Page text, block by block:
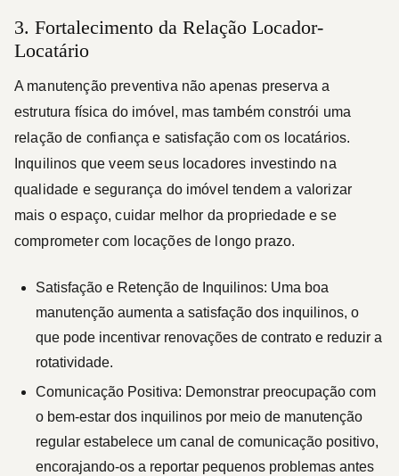
3. Fortalecimento da Relação Locador-
Locatário
A manutenção preventiva não apenas preserva a
estrutura física do imóvel, mas também constrói uma
relação de confiança e satisfação com os locatários.
Inquilinos que veem seus locadores investindo na
qualidade e segurança do imóvel tendem a valorizar
mais o espaço, cuidar melhor da propriedade e se
comprometer com locações de longo prazo.
Satisfação e Retenção de Inquilinos: Uma boa
manutenção aumenta a satisfação dos inquilinos, o
que pode incentivar renovações de contrato e reduzir a
rotatividade.
Comunicação Positiva: Demonstrar preocupação com
o bem-estar dos inquilinos por meio de manutenção
regular estabelece um canal de comunicação positivo,
encorajando-os a reportar pequenos problemas antes